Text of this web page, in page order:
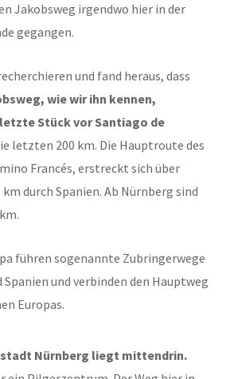
Jakobsweg irgendwo hier in der
gegangen.
und fand heraus, dass
wie wir ihn kennen,
Stück vor Santiago de
letzten 200 km. Die Hauptroute des
Francés, erstreckt sich über
durch Spanien. Ab Nürnberg sind
führen sogenannte Zubringerwege
Spanien und verbinden den Hauptweg
Europas.
Nürnberg liegt mittendrin.